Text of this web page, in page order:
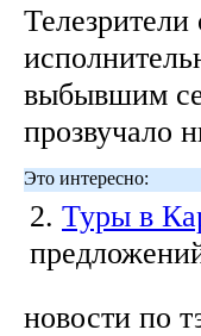
выбывшим
прозвучало
Это интересно:
2. Туры в
новости по